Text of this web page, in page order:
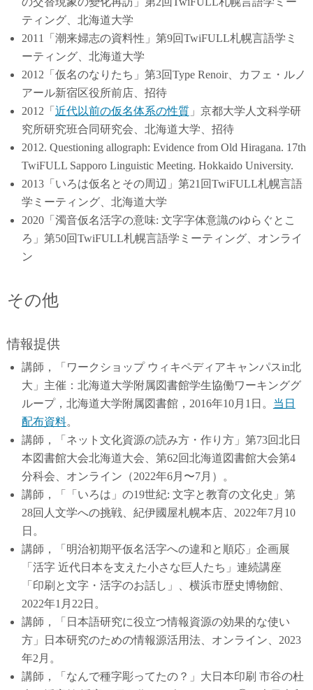
ティング、北海道大学
2011「潮来婦志の資料性」第9回TwiFULL札幌言語学ミ
ーティング、北海道大学
2012「仮名のなりたち」第3回Type Renoir、カフェ・ルノ
アール新宿区役所前店、招待
2012「 近代以前の仮名体系の性質」京都大学人文科学研
究所研究班合同研究会、北海道大学、招待
2012. Questioning allograph: Evidence from Old Hiragana. 17th
TwiFULL Sapporo Linguistic Meeting. Hokkaido University.
2013「いろは仮名とその周辺」第21回TwiFULL札幌言語
学ミーティング、北海道大学
2020「濁音仮名活字の意味: 文字字体意識のゆらぐとこ
ろ」第50回TwiFULL札幌言語学ミーティング、オンライ
ン
その他
情報提供
講師，「ワークショップ ウィキペディアキャンパスin北
大」主催：北海道大学附属図書館学生協働ワーキンググ
ループ，北海道大学附属図書館，2016年10月1日。 当日
配布資料。
講師，「ネット文化資源の読み方・作り方」第73回北日
本図書館大会北海道大会、第62回北海道図書館大会第4
分科会、オンライン（2022年6月〜7月）。
講師，「「いろは」の19世紀: 文字と教育の文化史」第
28回人文学への挑戦、紀伊國屋札幌本店、2022年7月10
日。
講師，「明治初期平仮名活字への違和と順応」企画展
「活字 近代日本を支えた小さな巨人たち」連続講座
「印刷と文字・活字のお話し」、横浜市歴史博物館、
2022年1月22日。
講師，「日本語研究に役立つ情報資源の効果的な使い
方」日本研究のための情報源活用法、オンライン、2023
年2月。
講師，「なんで種字彫ってたの？」大日本印刷 市谷の杜